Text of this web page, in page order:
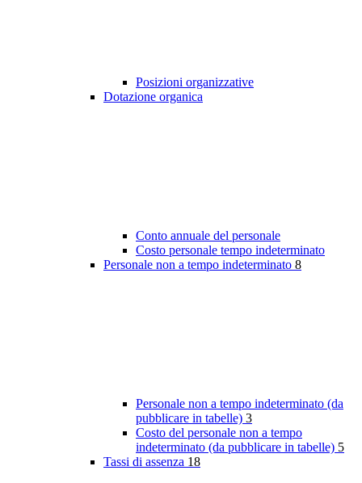
Posizioni organizzative
Dotazione organica
Conto annuale del personale
Costo personale tempo indeterminato
Personale non a tempo indeterminato 8
Personale non a tempo indeterminato (da
pubblicare in tabelle) 3
Costo del personale non a tempo
indeterminato (da pubblicare in tabelle) 5
Tassi di assenza 18